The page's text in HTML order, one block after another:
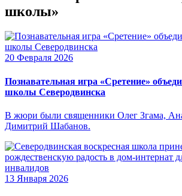
школы»
20 Февраля 2026
Познавательная игра «Сретение»
школы Северодвинска
В жюри были священники Олег Згама,
Димитрий Шабанов.
13 Января 2026